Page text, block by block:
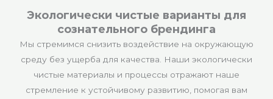
Экологически чистые варианты для
сознательного брендинга
Мы стремимся снизить воздействие на окружающую
среду без ущерба для качества. Наши экологически
чистые материалы и процессы отражают наше
стремление к устойчивому развитию, помогая вам